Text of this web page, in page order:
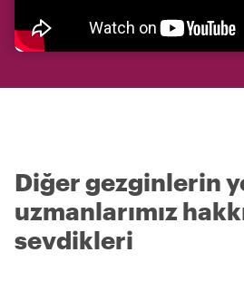
Diğer gezginlerin
uzmanlarımız
sevdikleri